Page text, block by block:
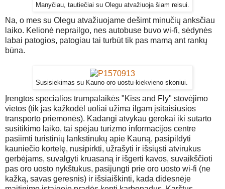
Manyčiau, tautiečiai su Olegu atvažiuoja šiam reisui.
Na, o mes su Olegu atvažiuojame dešimt minučių anksčiau
laiko. Kelionė neprailgo, nes autobuse buvo wi-fi, sėdynės
labai patogios, patogiau tai turbūt tik pas mamą ant rankų
būna.
Susisiekimas su Kauno oro uostu-kiekvieno skoniui.
Įrengtos specialios trumpalaikės "Kiss and Fly" stovėjimo
vietos (tik jas kažkodėl uoliai užima ilgam įsitaisiusios
transporto priemonės). Kadangi atvykau gerokai iki sutarto
susitikimo laiko, tai spėjau turizmo informacijos centre
pasiimti turistinių lankstinukų apie Kauną, pasipildyti
kauniečio kortelę, nusipirkti, užrašyti ir išsiųsti atvirukus
gerbėjams, suvalgyti kruasaną ir išgerti kavos, suvaikščioti
pas oro uosto nykštukus, pasijungti prie oro uosto wi-fi (ne
kažką, savas geresnis) ir išsiaiškinti, kada didesnėje